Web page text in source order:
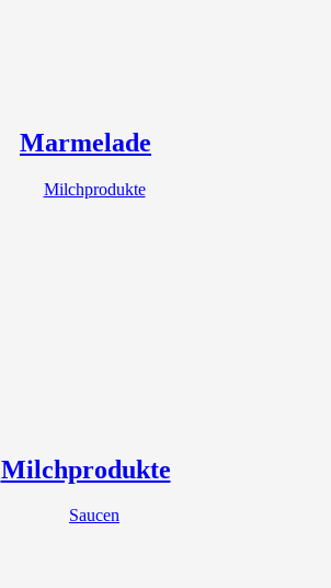
Marmelade
Milchprodukte